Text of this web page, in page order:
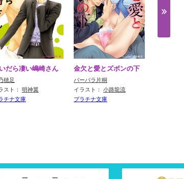
だら凄い嶋崎さん
穂足
スト： 明神翼
チナ文庫
金欠と愛とズボンの下
バーバラ片桐
イラスト： 小路龍流
プラチナ文庫